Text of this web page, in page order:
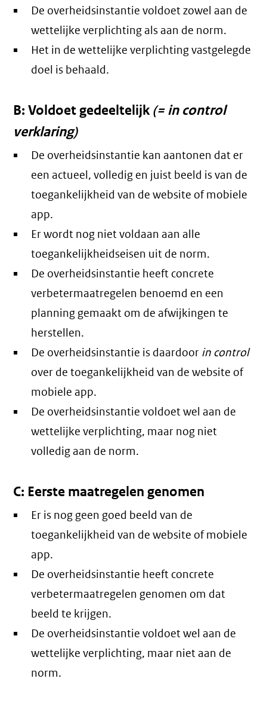
De overheidsinstantie voldoet zowel aan de
wettelijke verplichting als aan de norm.
Het in de wettelijke verplichting vastgelegde
doel is behaald.
B: Voldoet gedeeltelijk(= in control
verklaring)
De overheidsinstantie kan aantonen dat er
een actueel, volledig en juist beeld is van de
toegankelijkheid van de website of mobiele
app.
Er wordt nog niet voldaan aan alle
toegankelijkheidseisen uit de norm.
De overheidsinstantie heeft concrete
verbetermaatregelen benoemd en een
planning gemaakt om de afwijkingen te
herstellen.
De overheidsinstantie is daardoor in control
over de toegankelijkheid van de website of
mobiele app.
De overheidsinstantie voldoet wel aan de
wettelijke verplichting, maar nog niet
volledig aan de norm.
C: Eerste maatregelen genomen
Er is nog geen goed beeld van de
toegankelijkheid van de website of mobiele
app.
De overheidsinstantie heeft concrete
verbetermaatregelen genomen om dat
beeld te krijgen.
De overheidsinstantie voldoet wel aan de
wettelijke verplichting, maar niet aan de
norm.